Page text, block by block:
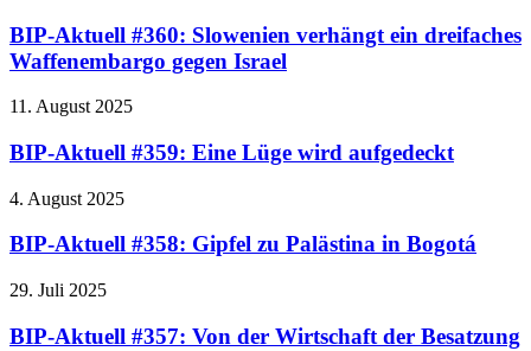
BIP-Aktuell #360: Slowenien verhängt ein dreifaches
Waffenembargo gegen Israel
11. August 2025
BIP-Aktuell #359: Eine Lüge wird aufgedeckt
4. August 2025
BIP-Aktuell #358: Gipfel zu Palästina in Bogotá
29. Juli 2025
BIP-Aktuell #357: Von der Wirtschaft der Besatzung